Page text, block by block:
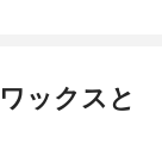
ックスと